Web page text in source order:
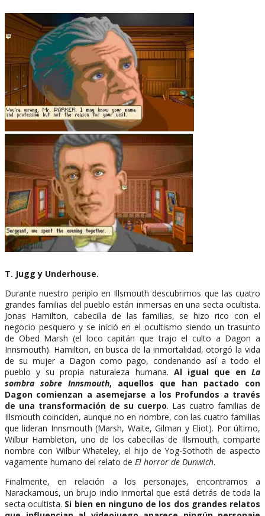
T. Jugg y Underhouse.
Durante nuestro periplo en Illsmouth descubrimos que las cuatro
grandes familias del pueblo están inmersas en una secta ocultista.
Jonas Hamilton, cabecilla de las familias, se hizo rico con el
negocio pesquero y se inició en el ocultismo siendo un trasunto
de Obed Marsh (el loco capitán que trajo el culto a Dagon a
Innsmouth). Hamilton, en busca de la inmortalidad, otorgó la vida
de su mujer a Dagon como pago, condenando así a todo el
pueblo y su propia naturaleza humana. Al igual que enLa
sombra sobre Innsmouth, aquellos que han pactado con
Dagon comienzan a asemejarse a los Profundos a través
de una transformación de su cuerpo. Las cuatro familias de
Illsmouth coinciden, aunque no en nombre, con las cuatro familias
que lideran Innsmouth (Marsh, Waite, Gilman y Eliot). Por último,
Wilbur Hambleton, uno de los cabecillas de Illsmouth, comparte
nombre con Wilbur Whateley, el hijo de Yog-Sothoth de aspecto
vagamente humano del relato de El horror de Dunwich.
Finalmente, en relación a los personajes, encontramos a
Narackamous, un brujo indio inmortal que está detrás de toda la
secta ocultista. Si bien en ninguno de los dos grandes relatos